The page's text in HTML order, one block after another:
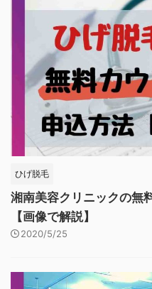
ひげ脱毛
湘南美容クリニックの無
【画像で解説】
2020/5/25